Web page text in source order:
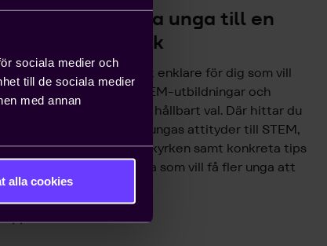
sociala medier och
till de sociala medier
med annan
alla cookies
och inspirera unga till en
inom teknik
Upptäck tech gör det enklare för dig som vill
till att fler unga ser STEM-utbildningar och
som ett attraktivt och hållbart val. Där hittar du
rapporterna om ungas attityder till STEM,
om framtidens teknikyrken samt konkreta tips
lärare, föräldrar och andra som vill få fler unga att
tech.